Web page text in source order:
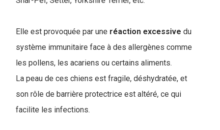
Elle est provoquée par une réaction excessive du
système immunitaire face à des allergènes comme
les pollens, les acariens ou certains aliments.
La peau de ces chiens est fragile, déshydratée, et
son rôle de barrière protectrice est altéré, ce qui
facilite les infections.